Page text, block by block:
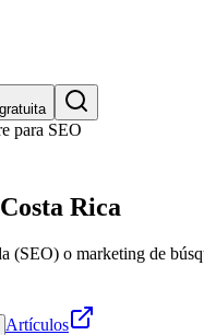
para SEO
Rica
(SEO) o marketing de
Artículos